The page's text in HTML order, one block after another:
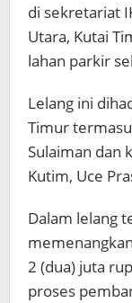
di sekretariat
Utara, Kutai
lahan parkir
Lelang ini
Timur
Sulaiman dan
Kutim, Uce
Dalam lelang
2 (dua) juta
proses